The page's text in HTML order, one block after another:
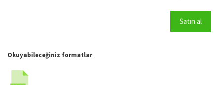
Satın al
Okuyabileceğiniz formatlar